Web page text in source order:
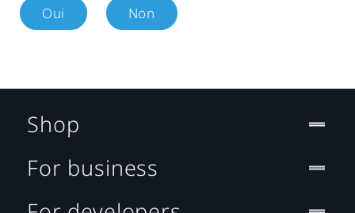
Oui Non
Shop
For business